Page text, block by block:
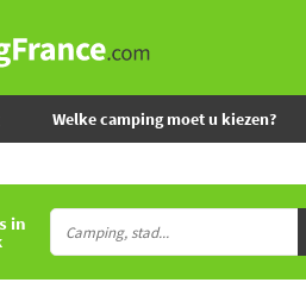
Welke camping moet u kiezen?
in